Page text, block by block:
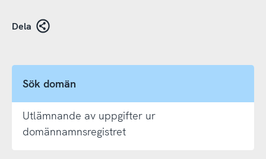
Dela
Sök domän
Utlämnande av uppgifter ur
domännamnsregistret